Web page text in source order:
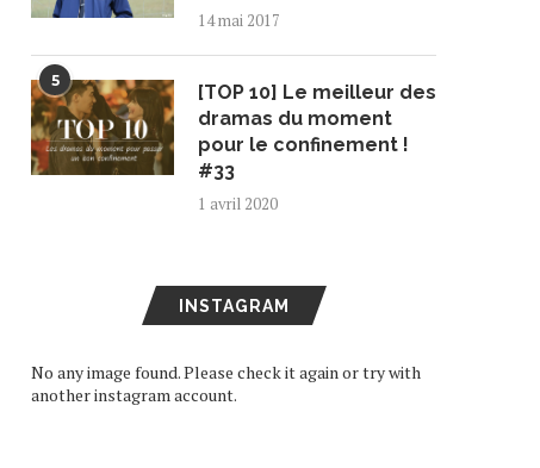
14 mai 2017
5
[TOP 10] Le meilleur des
dramas du moment
pour le confinement !
#33
1 avril 2020
INSTAGRAM
No any image found. Please check it again or try with
another instagram account.